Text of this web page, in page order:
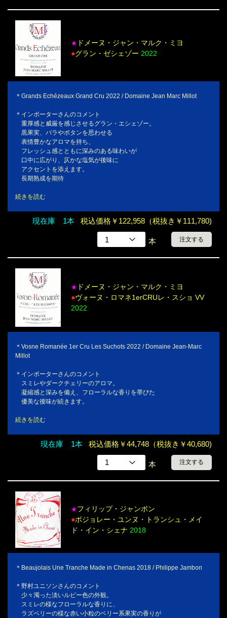
★ ドメーヌ・ジャン・マルク・ミヨ
●グラン・ゼシェゾー 2022
＊Grands Echézeaux Grand Cru 2022 / Domaine Jean Marc Millot
＊インポーターさんのコメント
重厚感と威厳を感じさせるグラン・エシェゾー。
黒果実、バラやボタンを思わせる
表情豊かなアロマを持ち、
フレッシュ感とともに深みのある味わいが
口中に広がり、仄かな塩気が後味に
アクセントを添えます。
長期熟成を期待
続きを読む
現在庫 1本 税込価格￥122,958（税抜き￥111,780)
本 注文する
★ ドメーヌ・ジャン・マルク・ミヨ
●ヴォーヌ・ロマネ1erCRUレ・スショ VV
2022
＊Vosne Romanée 1er Cru Les Suchots 2022 / Domaine Jean-Marc
Millot
＊インポーターさんのコメント
スミレやダークチェリーのアロマ。
凝縮感と深みを備え、フローラルな香りを帯びた
優美な後味が続きます。
続きを読む
現在庫 1本 税込価格￥44,748（税抜き￥40,680)
本 注文する
★フィリップ・ジャンボン
●ボジョレー・ユンヌ・トランシュ・メイ
ド・イン・シェナ 2018
＊Beaujolais Une Tranche Made in Chenas 2018 / Philippe Jambon
＊野村ユニソンさんのコメント
少々濁った淡いルビー色の外観。
スミレの様なフローラルな香りに、
ラズベリーの様な赤い小粒のベリー系果実の香りが